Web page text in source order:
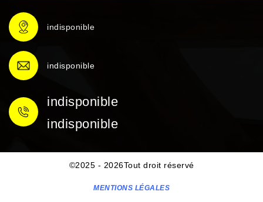
indisponible
indisponible
indisponible
indisponible
©2025 - 2026Tout droit réservé
MENTIONS LÉGALES